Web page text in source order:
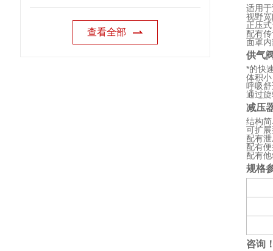
查看全部
适用
视野
正压
配有
面罩
供气
*的快
体积
呼吸
通过
减压
结构
可扩
配有
配有
配有
规格
咨询